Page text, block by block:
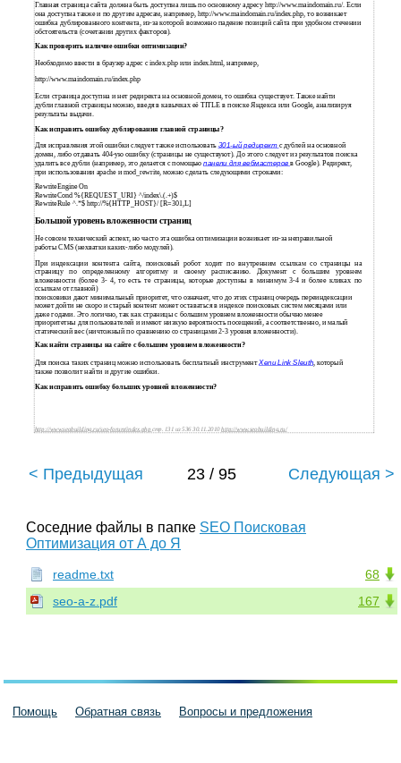
Главная страница сайта должна быть доступна лишь по основному адресу http://www.maindomain.ru/. Если
она доступна также и по другим адресам, например, http://www.maindomain.ru/index.php, то возникает
ошибка дублированного контента, из-за которой возможно падение позиций сайта при удобном стечении
обстоятельств (сочетании других факторов).
Как проверить наличие ошибки оптимизации?
Необходимо ввести в браузер адрес с index.php или index.html, например,
http://www.maindomain.ru/index.php
Если страница доступна и нет редиректа на основной домен, то ошибка существует. Также найти
дубли главной страницы можно, введя в кавычках её TITLE в поиске Яндекса или Google, анализируя
результаты выдачи.
Как исправить ошибку дублирования главной страницы?
Для исправления этой ошибки следует также использовать 301-ыйредирект с дублей на основной
домен, либо отдавать 404-ую ошибку (страницы не существуют). До этого следует из результатов поиска
удалить все дубли (например, это делается с помощью панели для вебмастеров в Google). Редирект,
при использовании apache и mod_rewrite, можно сделать следующими строками:
RewriteEngine On
RewriteCond %{REQUEST_URI} ^/index\.(.+)$
RewriteRule ^.*$ http://%{HTTP_HOST}/ [R=301,L]
Большой уровень вложенности страниц
Не совсем технический аспект, но часто эта ошибка оптимизации возникает из-за неправильной
работы CMS (нехватки каких-либо модулей).
При индексации контента сайта, поисковый робот ходит по внутренним ссылкам со страницы на
страницу по определенному алгоритму и своему расписанию. Документ с большим уровнем
вложенности (более 3- 4, то есть те страницы, которые доступны в минимум 3-4 и более кликах по
ссылкам от главной)
поисковики дают минимальный приоритет, что означает, что до этих страниц очередь переиндексации
может дойти не скоро и старый контент может оставаться в индексе поисковых систем месяцами или
даже годами. Это логично, так как страницы с большим уровнем вложенности обычно менее
приоритетны для пользователей и имеют низкую вероятность посещений, а соответственно, и малый
статический вес (ничтожный по сравнению со страницами 2-3 уровня вложенности).
Как найти страницы на сайте с большим уровнем вложенности?
Для поиска таких страниц можно использовать бесплатный инструмент Xenu Link Sleuth , который
также позволит найти и другие ошибки.
Как исправить ошибку больших уровней вложенности?
http://www.seobuilding.ru/seo-forum/index.php стр. 131 из 536 30.11.2010http://www.seobuilding.ru/
< Предыдущая 23 / 95 Следующая >
Соседние файлы в папке SEO Поисковая
Оптимизация от А до Я
68
readme.txt
167
seo-a-z.pdf
Помощь Обратная связь Вопросы и предложения